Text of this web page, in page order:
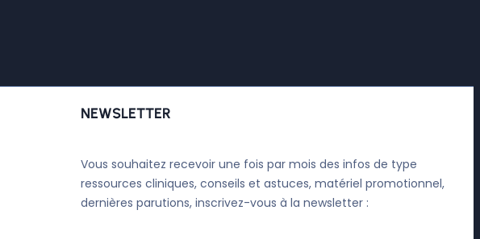
NEWSLETTER
Vous souhaitez recevoir une fois par mois des infos de type
ressources cliniques, conseils et astuces, matériel promotionnel,
dernières parutions, inscrivez-vous à la newsletter :